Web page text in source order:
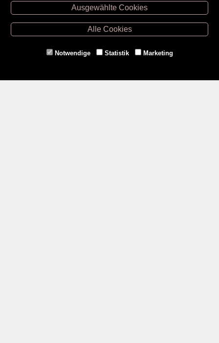
Retz -02942/20433
Hollabrunn -02952/30057
Eggenburg -02984/3836
Gmünd -
Ausgewählte Cookies
Alle Cookies
Notwendige Statistik Marketing